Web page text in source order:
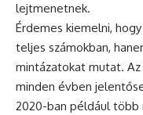
lejtmenetnek.
Érdemes kiemelni,
teljes számokban,
mintázatokat mutat.
minden évben
2020-ban például